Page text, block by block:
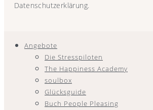
Datenschutzerklärung.
Angebote
Die Stresspiloten
The Happiness Academy
soulbox
Glücksguide
Buch People Pleasing